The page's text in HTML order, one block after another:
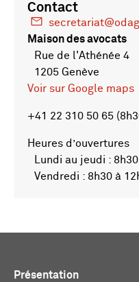
Contact
Maison des avocats
Rue de l'Athénée 4
1205 Genève
Voir sur Google maps
+41 22 310 50 65
Heures d’ouvertures
Lundi au jeudi :
Vendredi : 8h30 à
Présentation